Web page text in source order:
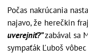
Počas nakrúcania
najavo, že herečkin
uverejniť?”zabával sa
sympaťák Ľuboš